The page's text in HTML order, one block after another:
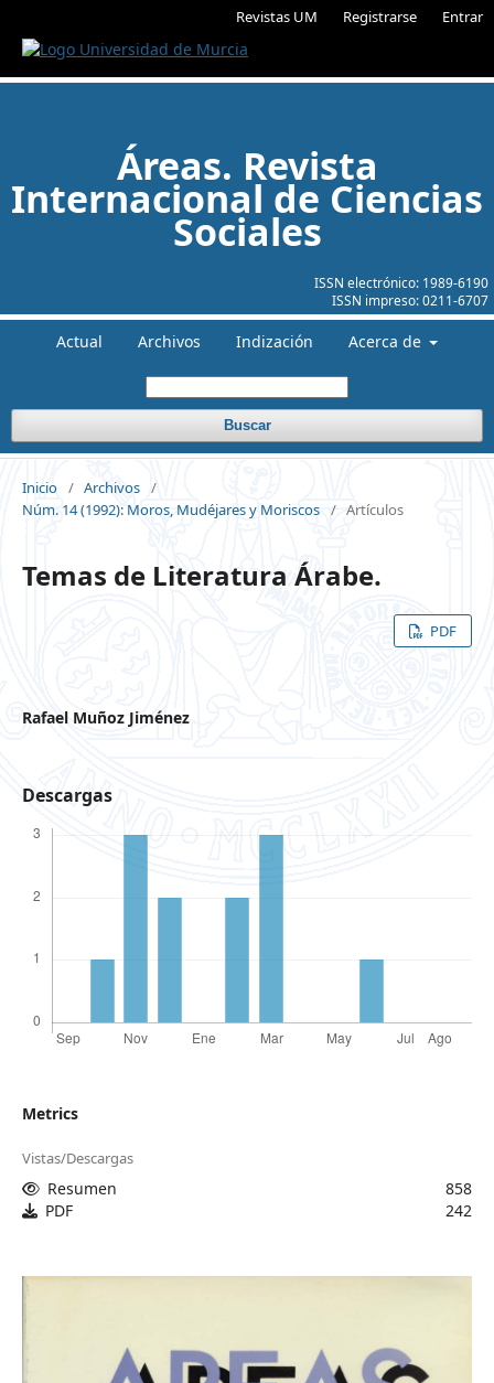
Revistas UM Registrarse Entrar
ISSN electrónico: 1989-6190
ISSN impreso:0211-6707
Áreas. Revista
Internacional de Ciencias
Sociales
Actual Archivos Indización Acerca de
Buscar
Inicio / Archivos /
Núm. 14 (1992): Moros, Mudéjares y Moriscos / Artículos
Temas de Literatura Árabe.
PDF
Rafael Muñoz Jiménez
Descargas
Metrics
Vistas/Descargas
Resumen
858
PDF
242